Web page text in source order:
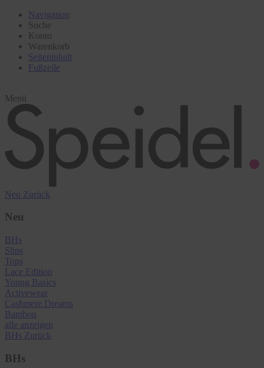
Navigation
Suche
Konto
Warenkorb
Seiteninhalt
Fußzeile
Menü
Neu Zurück
Neu
BHs
Slips
Tops
Lace Edition
Young Basics
Activewear
Cashmere Dreams
Bambou
alle anzeigen
BHs Zurück
BHs